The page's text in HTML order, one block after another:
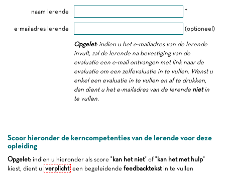
naam lerende *
e-mailadres lerende (optioneel)
Opgelet: indien u het e-mailadres van de lerende
invult, zal de lerende na bevestiging van de
evaluatie een e-mail ontvangen met link naar de
evaluatie om een zelfevaluatie in te vullen. Wenst u
enkel een evaluatie in te vullen en af te drukken,
dan dient u het e-mailadres van de lerende nietin
te vullen.
Scoor hieronder de kerncompetenties van de lerende voor deze
opleiding
Opgelet: indien u hieronder als score "kan het niet" of "kan het met hulp"
kiest, dient u verplicht een begeleidende feedbacktekstin te vullen